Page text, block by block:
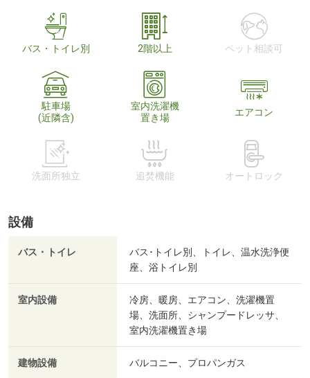
バス・トイレ別 2階以上 ペット相談可
駐車場
(近隣含)
室内洗濯機
置き場
エアコン
洗面所独立 追焚機能 オートロック
設備
バス・トイレ
バス･トイレ別、トイレ、温水洗浄便
座、浴トイレ別
室内設備
冷房、暖房、エアコン、洗濯機置
場、洗面所、シャンプードレッサ、
室内洗濯機置き場
建物設備 バルコニー、プロパンガス